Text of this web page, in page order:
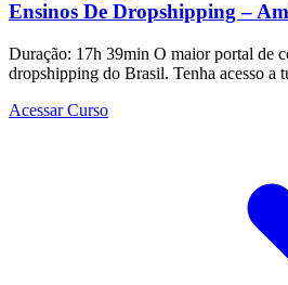
Ensinos De Dropshipping –
Duração: 17h 39min O maior portal de
dropshipping do Brasil. Tenha acesso a
Acessar Curso